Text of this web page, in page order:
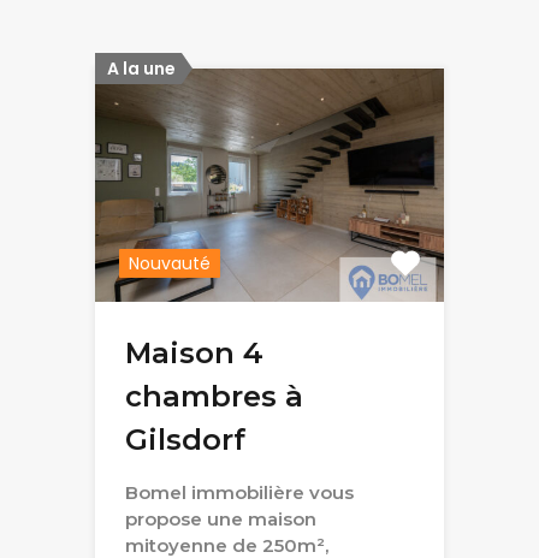
A la une
Nouvauté
Maison 4
chambres à
Gilsdorf
Bomel immobilière vous
propose une maison
mitoyenne de 250m²,